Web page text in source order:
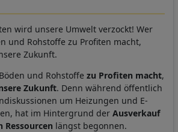
wird unsere Umwelt verzockt! Wer
und Rohstoffe zu Profiten macht,
Zukunft.
und Rohstoffe zu Profiten macht,
Zukunft. Denn während öffentlich
um Heizungen und E-
hat im Hintergrund der Ausverkauf
Ressourcen längst begonnen.